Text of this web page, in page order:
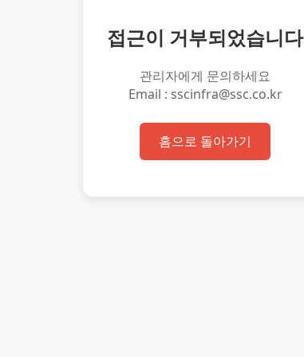
접근이 거부되었습니다
관리자에게 문의하세요
Email : sscinfra@ssc.co.kr
홈으로 돌아가기